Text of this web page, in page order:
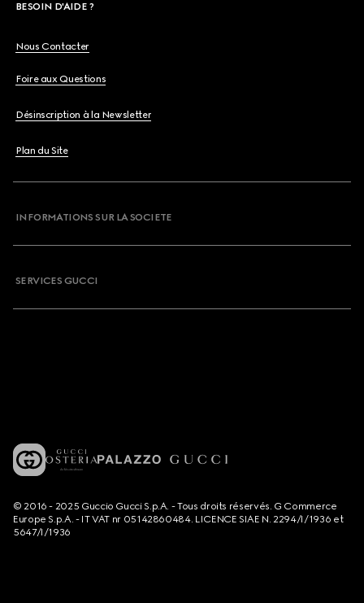
BESOIN D'AIDE ?
Nous Contacter
Foire aux Questions
Désinscription à la Newsletter
Plan du Site
INFORMATIONS SUR LA SOCIETE
SERVICES GUCCI
© 2016 - 2025 Guccio Gucci S.p.A. - Tous droits réservés. G Commerce
Europe S.p.A. - IT VAT nr 05142860484. LICENCE SIAE N. 2294/I/1936 et
5647/I/1936